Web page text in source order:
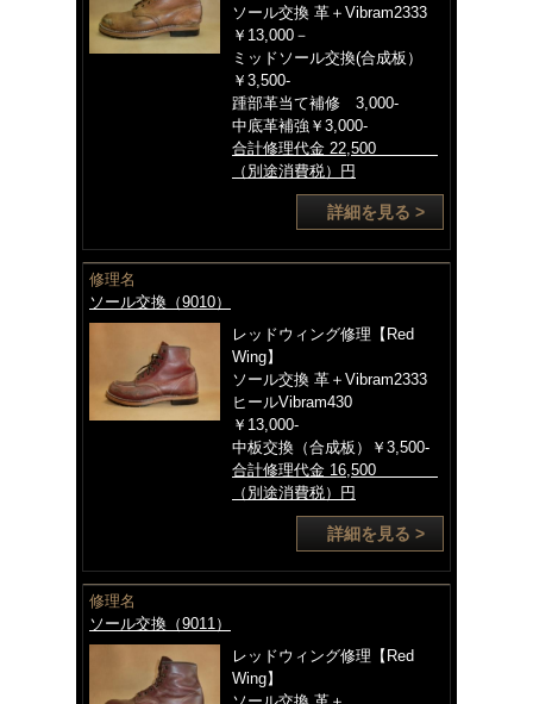
ソール交換 革＋Vibram2333
￥13,000－
ミッドソール交換(合成板）
￥3,500-
踵部革当て補修 3,000-
中底革補強￥3,000-
合計修理代金 22,500
（別途消費税）円
詳細を見る >
修理名
ソール交換（9010）
レッドウィング修理【Red
Wing】
ソール交換 革＋Vibram2333
ヒールVibram430
￥13,000-
中板交換（合成板）￥3,500-
合計修理代金 16,500
（別途消費税）円
詳細を見る >
修理名
ソール交換（9011）
レッドウィング修理【Red
Wing】